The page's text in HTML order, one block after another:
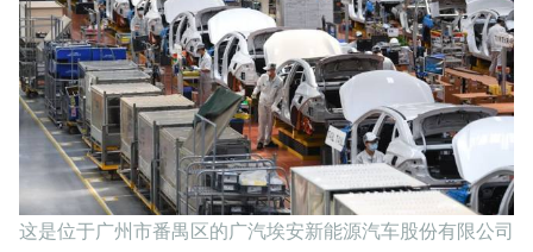
这是位于广州市番禺区的广汽埃安新能源汽车股份有限公司